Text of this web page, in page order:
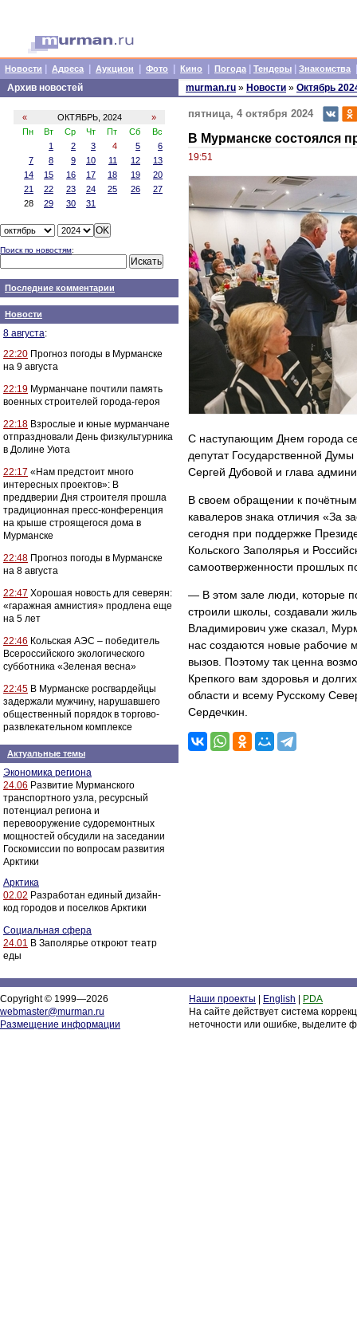
Новости Адреса Аукцион Фото Кино Погода Тендеры Знакомства
Архив новостей
« ОКТЯБРЬ, 2024
»
Пн
Вт Ср Чт Пт Сб
Вс
1
2 3 4 5
6
7
8 9 10 11 12
13
14
15 16 17 18 19
20
21
22 23 24 25 26
27
28
29 30 31
Поиск по новостям:
Последние комментарии
Новости
8 августа:
22:20 Прогноз погоды в Мурманске
на 9 августа
22:19 Мурманчане почтили память
военных строителей города-героя
22:18 Взрослые и юные мурманчане
отпраздновали День физкультурника
в Долине Уюта
22:17 «Нам предстоит много
интересных проектов»: В
преддверии Дня строителя прошла
традиционная пресс-конференция
на крыше строящегося дома в
Мурманске
22:48 Прогноз погоды в Мурманске
на 8 августа
22:47 Хорошая новость для северян:
«гаражная амнистия» продлена еще
на 5 лет
22:46 Кольская АЭС – победитель
Всероссийского экологического
субботника «Зеленая весна»
22:45 В Мурманске росгвардейцы
задержали мужчину, нарушавшего
общественный порядок в торгово-
развлекательном комплексе
Актуальные темы
Экономика региона
24.06 Развитие Мурманского
транспортного узла, ресурсный
потенциал региона и
перевооружение судоремонтных
мощностей обсудили на заседании
Госкомиссии по вопросам развития
Арктики
Арктика
02.02 Разработан единый дизайн-
код городов и поселков Арктики
Социальная сфера
24.01 В Заполярье откроют театр
еды
murman.ru » Новости » Октябрь
пятница, 4 октября 2024
В Мурманске состоялся
19:51
С наступающим Днем города
депутат Государственной
Сергей Дубовой и глава
В своем обращении к
кавалеров знака отличия «За
сегодня при поддержке
Кольского Заполярья и
самоотверженности прошлых
— В этом зале люди, которые
строили школы, создавали
Владимирович уже сказал,
нас создаются новые рабочие
вызов. Поэтому так ценна
Крепкого вам здоровья и
области и всему Русскому
Сердечкин.
Copyright © 1999—2026
webmaster@murman.ru
Размещение информации
Наши проекты English
PDA
На сайте действует система
неточности или ошибке, выделите